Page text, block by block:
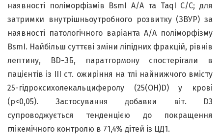
наявності поліморфізмів BsmI А/А та TaqI С/С; для
затримки внутрішньоутробного розвитку (ЗВУР) за
наявності патологічного варіанта А/А поліморфізму
BsmI. Найбільш суттєві зміни ліпідних фракцій, рівнів
лептину, ВD-ЗБ, паратгормону спостерігали в
пацієнтів із III ст. ожиріння на тлі найнижчого вмісту
25-гідроксихолекальциферолу (25(OH)D) у крові
(р<0,05). Застосування добавки віт. D3
супроводжується тенденцією до покращення
глікемічного контролю в 71,4% дітей із ЦД1.